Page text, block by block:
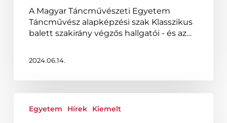
Nemzeti
Táncszínházban
A Magyar Táncművészeti Egyetem
Táncművész alapképzési szak Klasszikus
balett szakirány végzős hallgatói - és az…
2024.06.14.
nemEgyetem Hírek Kiemelt